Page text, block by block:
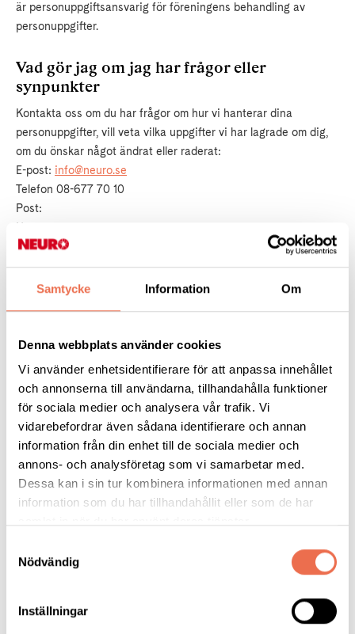
Samtycke Information Om
Denna webbplats använder cookies
Vi använder enhetsidentifierare för att anpassa innehållet
och annonserna till användarna, tillhandahålla funktioner
för sociala medier och analysera vår trafik. Vi
vidarebefordrar även sådana identifierare och annan
information från din enhet till de sociala medier och
annons- och analysföretag som vi samarbetar med.
Dessa kan i sin tur kombinera informationen med annan
information som du har tillhandahållit eller som de har
Nödvändig
Inställningar
är personuppgiftsansvarig för föreningens behandling av
personuppgifter.
Vad gör jag om jag har frågor eller
synpunkter
Kontakta oss om du har frågor om hur vi hanterar dina
personuppgifter, vill veta vilka uppgifter vi har lagrade om dig,
om du önskar något ändrat eller raderat:
E-post: info@neuro.se
Telefon 08-677 70 10
Post:
Neuro
Box 4086
171 04 Solna
tillsynsmyndighet:
Neuroförbundets integritetspolicy